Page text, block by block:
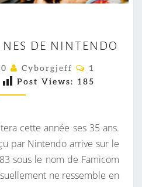
O
M
M
A
E
À
L
A
DE NINTENDO
Cyborgjeff
C
M
A
I
R
E
1
Post Views: 185
cette année ses 35 ans.
par Nintendo arrive sur le
sous le nom de Famicom
ne ressemble en